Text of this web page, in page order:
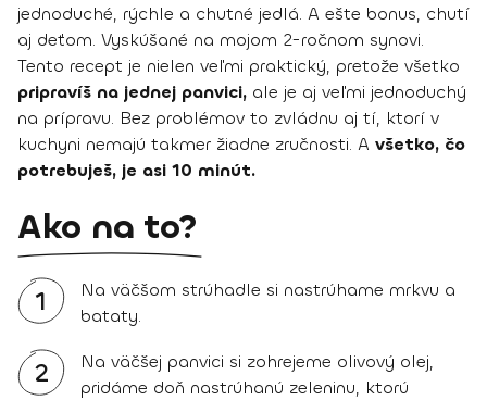
jednoduché, rýchle a chutné jedlá. A ešte bonus, chutí
aj deťom. Vyskúšané na mojom 2-ročnom synovi.
Tento recept je nielen veľmi praktický, pretože všetko
pripravíš na jednej panvici, ale je aj veľmi jednoduchý
na prípravu. Bez problémov to zvládnu aj tí, ktorí v
kuchyni nemajú takmer žiadne zručnosti. A všetko, čo
potrebuješ, je asi 10 minút.
Ako na to?
1
Na väčšom strúhadle si nastrúhame mrkvu a
bataty.
2
Na väčšej panvici si zohrejeme olivový olej,
pridáme doň nastrúhanú zeleninu, ktorú